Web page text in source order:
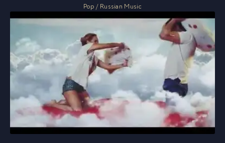
Pop / Russian Music